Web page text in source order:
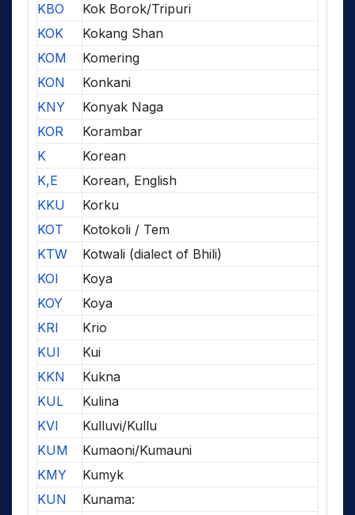
KBO
Kok Borok/Tripuri
KOK
Kokang Shan
KOM
Komering
KON
Konkani
KNY
Konyak Naga
KOR
Korambar
K
Korean
K,E
Korean, English
KKU
Korku
KOT
Kotokoli / Tem
KTW
Kotwali (dialect of Bhili)
KOI
Koya
KOY
Koya
KRI
Krio
KUI
Kui
KKN
Kukna
KUL
Kulina
KVI
Kulluvi/Kullu
KUM
Kumaoni/Kumauni
KMY
Kumyk
KUN
Kunama: